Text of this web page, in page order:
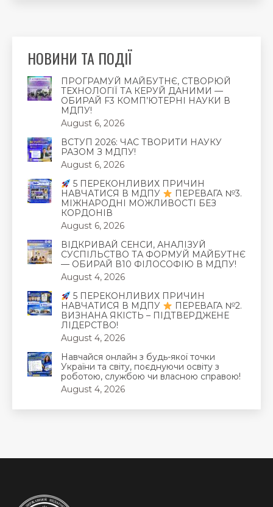
НОВИНИ ТА ПОДІЇ
ПРОГРАМУЙ МАЙБУТНЄ, СТВОРЮЙ
ТЕХНОЛОГІЇ ТА КЕРУЙ ДАНИМИ —
ОБИРАЙ F3 КОМП’ЮТЕРНІ НАУКИ В
МДПУ!
August 6, 2026
ВСТУП 2026: ЧАС ТВОРИТИ НАУКУ
РАЗОМ З МДПУ!
August 6, 2026
5 ПЕРЕКОНЛИВИХ ПРИЧИН
НАВЧАТИСЯ В МДПУ
ПЕРЕВАГА №3.
МІЖНАРОДНІ МОЖЛИВОСТІ БЕЗ
КОРДОНІВ
August 6, 2026
ВІДКРИВАЙ СЕНСИ, АНАЛІЗУЙ
СУСПІЛЬСТВО ТА ФОРМУЙ МАЙБУТНЄ
— ОБИРАЙ В10 ФІЛОСОФІЮ В МДПУ!
August 4, 2026
5 ПЕРЕКОНЛИВИХ ПРИЧИН
НАВЧАТИСЯ В МДПУ
ПЕРЕВАГА №2.
ВИЗНАНА ЯКІСТЬ – ПІДТВЕРДЖЕНЕ
ЛІДЕРСТВО!
August 4, 2026
Навчайся онлайн з будь-якої точки
України та світу, поєднуючи освіту з
роботою, службою чи власною справою!
August 4, 2026